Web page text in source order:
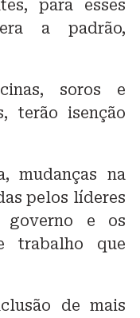
para esses
a padrão,
soros e
terão isenção
mudanças na
pelos líderes
governo e os
trabalho que
de mais